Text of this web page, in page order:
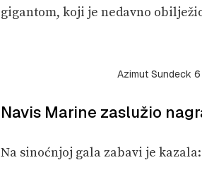
gigantom, koji je nedavno
Azimut Sundeck
Navis Marine zaslužio
Na sinoćnjoj gala zabavi je kazala: